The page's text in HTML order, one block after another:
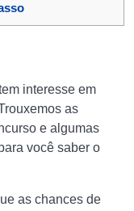
interesse em
as
e algumas
você saber o
as chances de